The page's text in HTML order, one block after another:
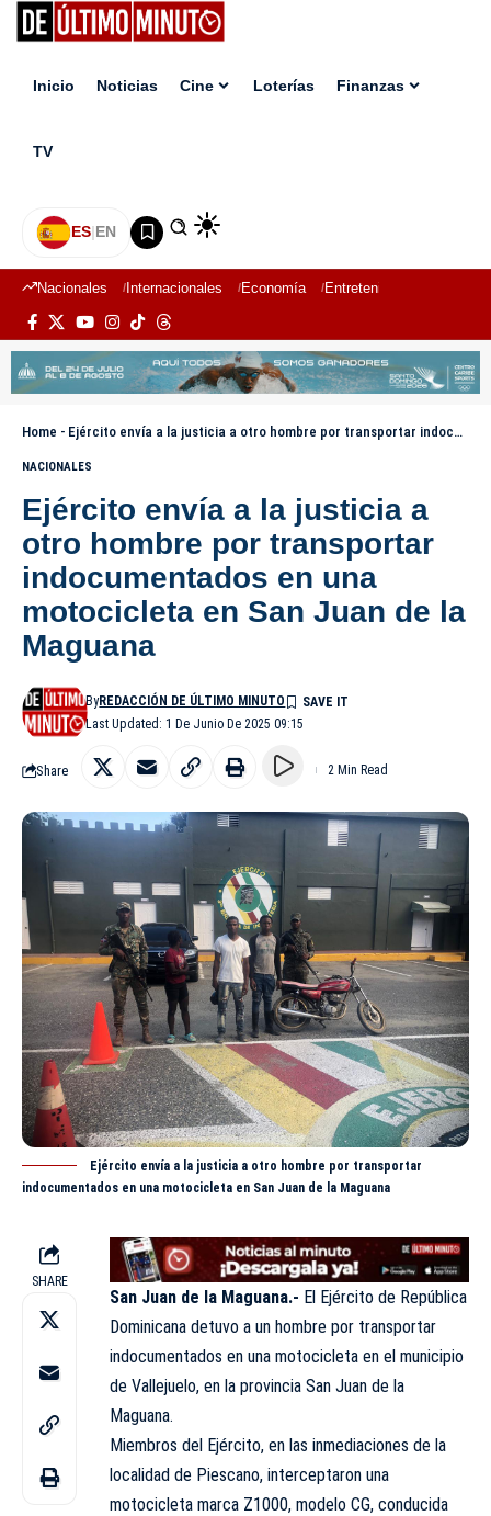
Inicio Noticias Cine Loterías Finanzas
TV
ES|EN
Nacionales Internacionales Economía Entretenimiento
Home - Ejército envía a la justicia a otro hombre por transportar indocumentados en una motocicleta en San Juan de la Maguana
NACIONALES
Ejército envía a la justicia a
otro hombre por transportar
indocumentados en una
motocicleta en San Juan de la
Maguana
Last Updated: 1 De Junio De 2025 09:15
ByREDACCIÓN DE ÚLTIMO MINUTO
Share 2 Min Read
Ejército envía a la justicia a otro hombre por transportar
indocumentados en una motocicleta en San Juan de la Maguana
SHARE
San Juan de la Maguana.- El Ejército de República
Dominicana detuvo a un hombre por transportar
indocumentados en una motocicleta en el municipio
de Vallejuelo, en la provincia San Juan de la
Maguana.
Miembros del Ejército, en las inmediaciones de la
localidad de Piescano, interceptaron una
motocicleta marca Z1000, modelo CG, conducida